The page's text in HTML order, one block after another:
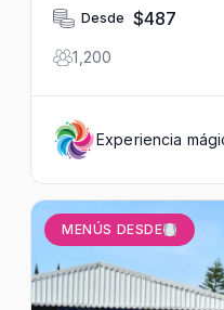
México
Desde $487
1,200
Experiencia
MENÚS DESDE